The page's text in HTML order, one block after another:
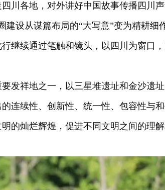
川各地，对外讲好中国故事传播四川
设从谋篇布局的“大写意”变为精耕细
继续通过笔触和镜头，以四川为窗口
发祥地之一，以三星堆遗址和金沙遗
连续性、创新性、统一性、包容性与
的灿烂辉煌，促进不同文明之间的理